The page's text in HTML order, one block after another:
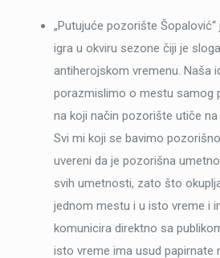
„Putujuće pozorište
igra u okviru sezone čiji je
antiherojskom vremenu. Naša
porazmislimo o mestu samog
na koji način pozorište utiče
Svi mi koji se bavimo
uvereni da je pozorišna
svih umetnosti, zato što
jednom mestu i u isto vreme i
komunicira direktno sa
isto vreme ima usud papirnate